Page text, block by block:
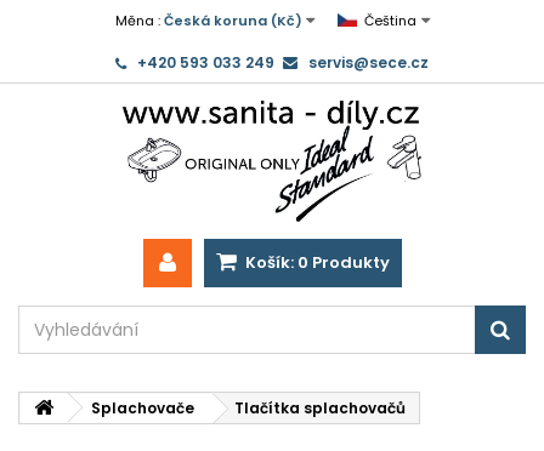
Měna : Česká koruna (Kč) Čeština
+420 593 033 249 servis@sece.cz
Košík: 0 Produkty
Splachovače Tlačítka splachovačů